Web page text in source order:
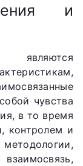
и
чувства
в то время
контролем и